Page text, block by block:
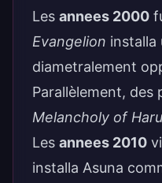
Les annees 2000
Evangelion installa
diametralement
Parallèlement, des
Melancholy of
Les annees 2010
installa Asuna